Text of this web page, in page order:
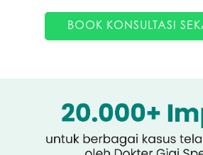
BOOK KONSULTASI